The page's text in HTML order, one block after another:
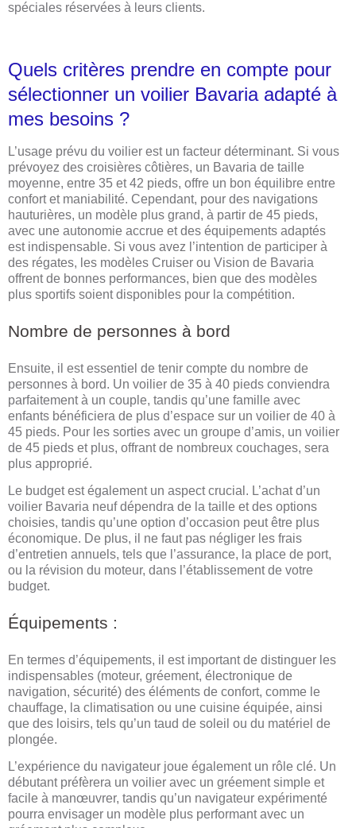
spéciales réservées à leurs clients.
Quels critères prendre en compte pour
sélectionner un voilier Bavaria adapté à
mes besoins ?
L’usage prévu du voilier est un facteur déterminant. Si vous
prévoyez des croisières côtières, un Bavaria de taille
moyenne, entre 35 et 42 pieds, offre un bon équilibre entre
confort et maniabilité. Cependant, pour des navigations
hauturières, un modèle plus grand, à partir de 45 pieds,
avec une autonomie accrue et des équipements adaptés
est indispensable. Si vous avez l’intention de participer à
des régates, les modèles Cruiser ou Vision de Bavaria
offrent de bonnes performances, bien que des modèles
plus sportifs soient disponibles pour la compétition.
Nombre de personnes à bord
Ensuite, il est essentiel de tenir compte du nombre de
personnes à bord. Un voilier de 35 à 40 pieds conviendra
parfaitement à un couple, tandis qu’une famille avec
enfants bénéficiera de plus d’espace sur un voilier de 40 à
45 pieds. Pour les sorties avec un groupe d’amis, un voilier
de 45 pieds et plus, offrant de nombreux couchages, sera
plus approprié.
Le budget est également un aspect crucial. L’achat d’un
voilier Bavaria neuf dépendra de la taille et des options
choisies, tandis qu’une option d’occasion peut être plus
économique. De plus, il ne faut pas négliger les frais
d’entretien annuels, tels que l’assurance, la place de port,
ou la révision du moteur, dans l’établissement de votre
budget.
Équipements :
En termes d’équipements, il est important de distinguer les
indispensables (moteur, gréement, électronique de
navigation, sécurité) des éléments de confort, comme le
chauffage, la climatisation ou une cuisine équipée, ainsi
que des loisirs, tels qu’un taud de soleil ou du matériel de
plongée.
L’expérience du navigateur joue également un rôle clé. Un
débutant préfèrera un voilier avec un gréement simple et
facile à manœuvrer, tandis qu’un navigateur expérimenté
pourra envisager un modèle plus performant avec un